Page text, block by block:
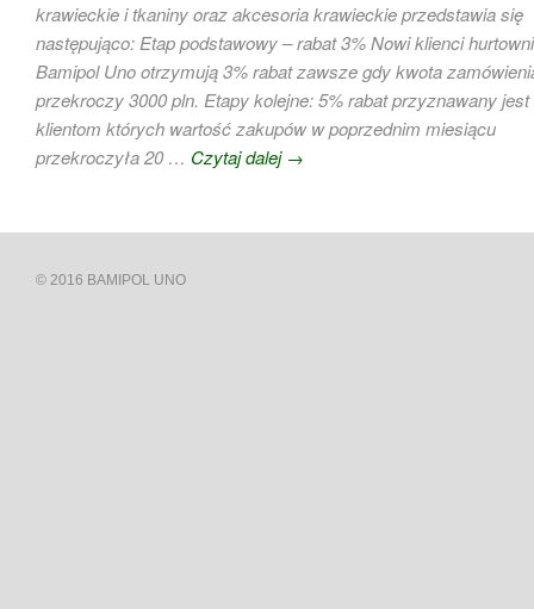
krawieckie i tkaniny oraz akcesoria krawieckie przedstawia się
następująco: Etap podstawowy – rabat 3% Nowi klienci hurtowni
Bamipol Uno otrzymują 3% rabat zawsze gdy kwota
przekroczy 3000 pln. Etapy kolejne: 5% rabat przyznawany jest
klientom których wartość zakupów w poprzednim miesiącu
przekroczyła 20 … Czytaj dalej →
© 2016 BAMIPOL UNO